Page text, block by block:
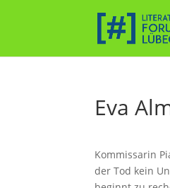
Eva
Kommissarin
der Tod kein